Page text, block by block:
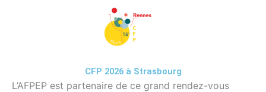
CFP 2026 à Strasbourg
L’AFPEP est partenaire de ce grand rendez-vous